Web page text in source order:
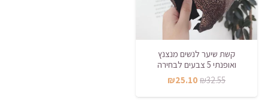
קשת שיער לנשים מנצנץ
ואופנתי 5 צבעים לבחירה
₪32.55
המחיר
המקורי
₪25.10
הנוכחי